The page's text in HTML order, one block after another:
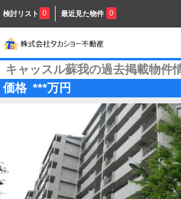
検討リスト 0 最近見た物件 0
キャッスル蘇我の過去掲載物件
価格 ***万円